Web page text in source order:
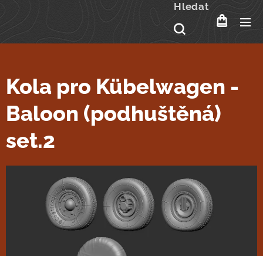
Hledat
Kola pro Kübelwagen -
Baloon (podhuštěná)
set.2